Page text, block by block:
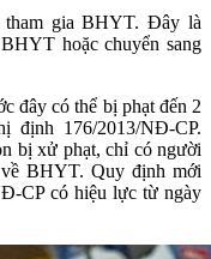
tham gia BHYT. Đây là
hoặc chuyển sang
đây có thể bị phạt đến 2
định 176/2013/NĐ-CP.
bị xử phạt, chỉ có người
BHYT. Quy định mới
CP có hiệu lực từ ngày